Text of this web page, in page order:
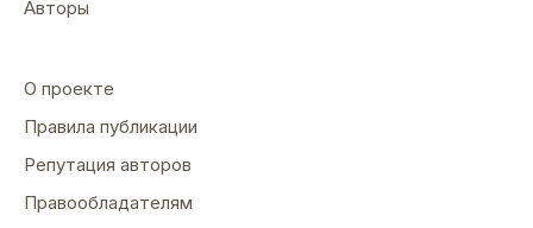
Авторы
О проекте
Правила публикации
Репутация авторов
Правообладателям